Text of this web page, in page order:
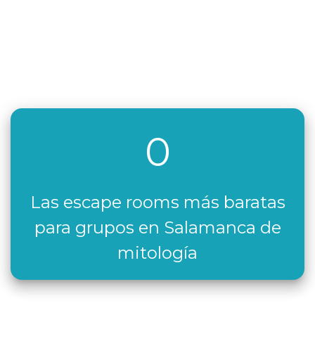
0
Las escape rooms más baratas
para grupos en Salamanca de
mitología